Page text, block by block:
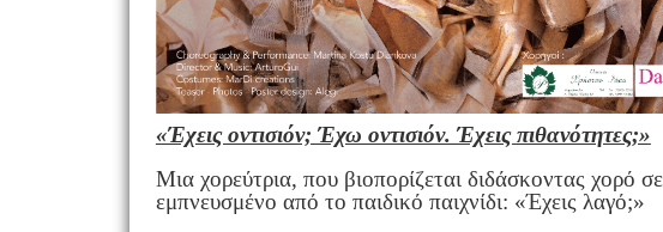
«Έχεις οντισιόν; Έχω οντισιόν. Έχεις πιθανότητες;»
Μια χορεύτρια, που βιοπορίζεται διδάσκοντας χορό
εμπνευσμένο από το παιδικό παιχνίδι: «Έχεις λαγό;»